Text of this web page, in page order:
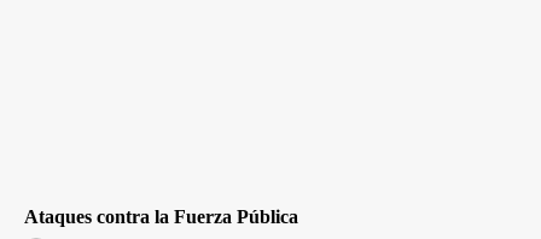
Ataques contra la Fuerza Pública